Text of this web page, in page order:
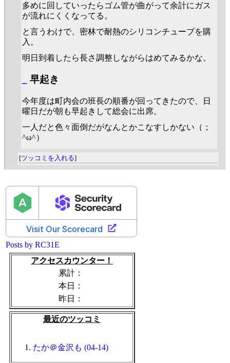
多めに回していったらゴム管が曲がって余計にガス
が流れにくくなってる。
と言うわけで、密林で耐熱のシリコンチューブを購
入。
明日到着したら長さ調整しながらはめてみるかな。
早起き
今年度は町内会の班長の順番が回ってきたので、日
曜日だが朝も早起きして総会に出席。
一人だと色々面倒だがなんとかこなすしかない（；
^ω^）
[ツッコミを入れる]
Posts by RC31E
アクセスカウンター！
累計：
本日：
昨日：
最近のツッコミ
たか＠金沢も (04-14)